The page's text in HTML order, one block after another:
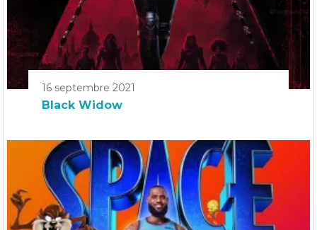
16 septembre 2021
Black Widow